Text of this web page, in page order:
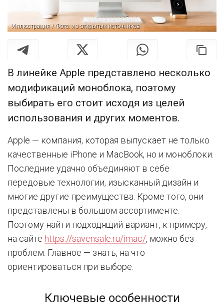
Иллюстрация / Фото: из открытых источников
В линейке Apple представлено несколько
модификаций моноблока, поэтому
выбирать его стоит исходя из целей
использования и других моментов.
Apple — компания, которая выпускает не только
качественные iPhone и MacBook, но и моноблоки.
Последние удачно объединяют в себе
передовые технологии, изысканный дизайн и
многие другие преимущества. Кроме того, они
представлены в большом ассортименте.
Поэтому найти подходящий вариант, к примеру,
на сайте https://savensale.ru/imac/, можно без
проблем. Главное — знать, на что
ориентироваться при выборе.
Ключевые особенности